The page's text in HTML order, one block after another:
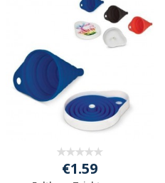
Individuelle
Werbeartikel
anfragen
€1.59